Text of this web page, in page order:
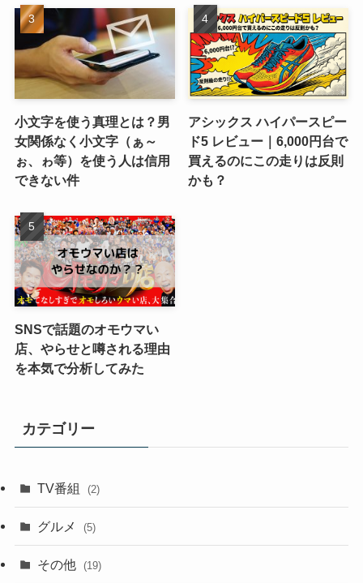
小文字を使う真理とは？男
女関係なく小文字（ぁ～
ぉ、ゎ等）を使う人は信用
できない件
アシックス ハイパースピー
ド5 レビュー｜6,000円台で
買えるのにこの走りは反則
かも？
SNSで話題のオモウマい
店、やらせと噂される理由
を本気で分析してみた
カテゴリー
TV番組 (2)
グルメ (5)
その他 (19)